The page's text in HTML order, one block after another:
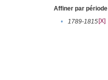
Affiner par période
•
1789-1815[X]